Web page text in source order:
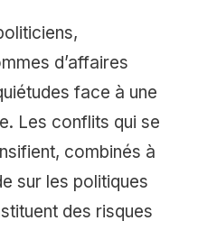
d’affaires
face à une
Les conflits qui se
combinés à
sur les politiques
des risques